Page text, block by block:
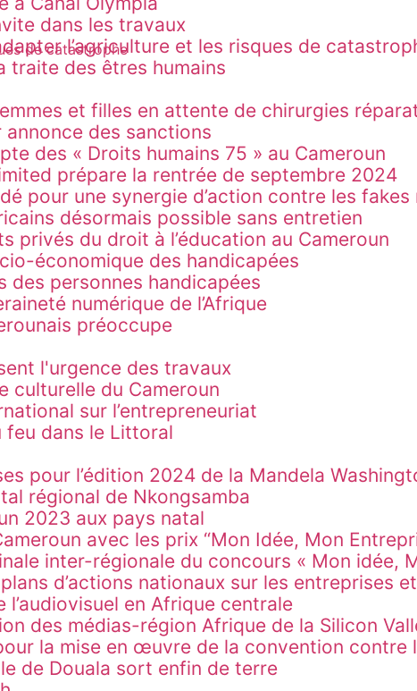
dans les travaux
l’agriculture et les risques de
traite des êtres humains
et filles en attente de chirurgies
des sanctions
des « Droits humains 75 » au Cameroun
prépare la rentrée de septembre 2024
pour une synergie d’action contre les
désormais possible sans entretien
privés du droit à l’éducation au Cameroun
économique des handicapées
des personnes handicapées
numérique de l’Afrique
préoccupe
l'urgence des travaux
culturelle du Cameroun
sur l’entrepreneuriat
dans le Littoral
pour un dispositif minimum
pour l’édition 2024 de la Mandela
régional de Nkongsamba
2023 aux pays natal
avec les prix “Mon Idée, Mon
inter-régionale du concours « Mon idée,
d’actions nationaux sur les entreprises
en Afrique centrale
des médias-région Afrique de la Silicon
la mise en œuvre de la convention
de Douala sort enfin de terre